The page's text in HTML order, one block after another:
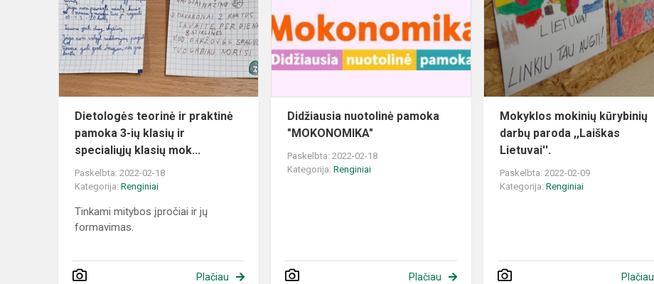
praktinė
pamoka
3-
ių
klasių
specia...
Dietologės teorinė ir praktinė
pamoka 3-ių klasių ir
specialiųjų klasių mok...
Paskelbta: 2022-02-18
Kategorija: Renginiai
Tinkami mitybos įpročiai ir jų
formavimas.
Plačiau
pamoka
"MOKONOMIKA"
Didžiausia nuotolinė pamoka
"MOKONOMIKA"
Paskelbta: 2022-02-18
Kategorija:Renginiai
Plačiau
Mokyklos mokinių kūrybinių
darbų paroda ,,Laiškas
Lietuvai''.
Paskelbta: 2022-02-09
Kategorija:Renginiai
Plačiau